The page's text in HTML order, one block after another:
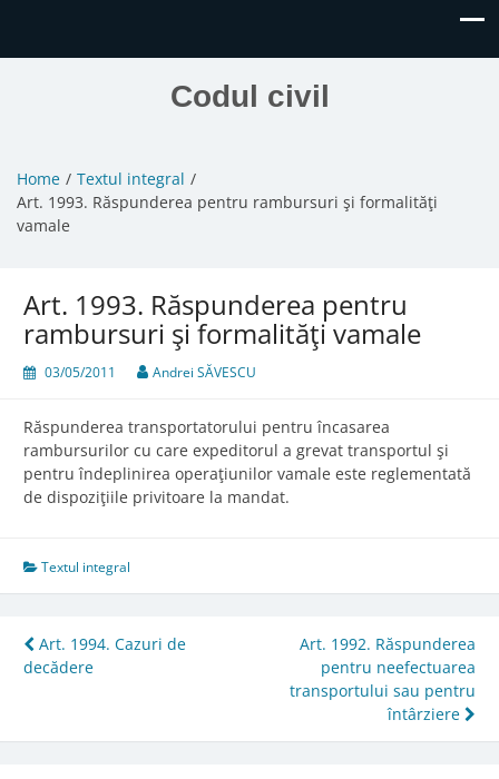
Codul civil
Home
Textul integral
Art. 1993. Răspunderea pentru rambursuri şi formalităţi
vamale
Art. 1993. Răspunderea pentru
rambursuri şi formalităţi vamale
03/05/2011 Andrei SĂVESCU
Răspunderea transportatorului pentru încasarea
rambursurilor cu care expeditorul a grevat transportul şi
pentru îndeplinirea operaţiunilor vamale este reglementată
de dispoziţiile privitoare la mandat.
Textul integral
Post
navigation
Art. 1994. Cazuri de
decădere
Art. 1992. Răspunderea
pentru neefectuarea
transportului sau pentru
întârziere